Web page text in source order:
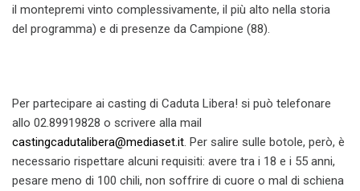
il montepremi vinto complessivamente, il più alto nella storia
del programma) e di presenze da Campione (88).
Per partecipare ai casting di Caduta Libera! si può telefonare
allo 02.89919828 o scrivere alla mail
castingcadutalibera@mediaset.it. Per salire sulle botole, però, è
necessario rispettare alcuni requisiti: avere tra i 18 e i 55 anni,
pesare meno di 100 chili, non soffrire di cuore o mal di schiena